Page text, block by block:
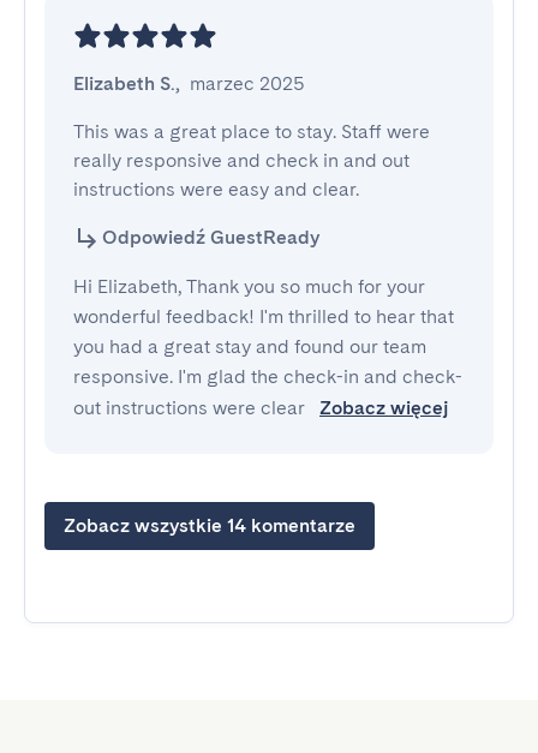
Elizabeth S., marzec 2025
This was a great place to stay. Staff were
really responsive and check in and out
instructions were easy and clear.
Odpowiedź GuestReady
Hi Elizabeth, Thank you so much for your
wonderful feedback! I'm thrilled to hear that
you had a great stay and found our team
responsive. I'm glad the check-in and check-
out instructions were clear
Zobacz więcej
Zobacz wszystkie 14 komentarze